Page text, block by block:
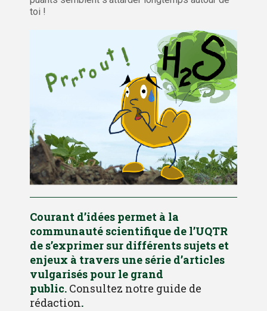
toi !
Courant d’idées permet à la
communauté scientifique de l’UQTR
de s’exprimer sur différents sujets et
enjeux à travers une série d’articles
vulgarisés pour le grand
public. Consultez notre guide de
rédaction.